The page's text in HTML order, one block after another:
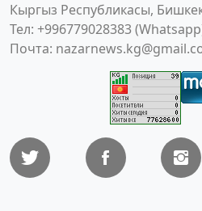
Кыргыз Республикасы,
Тел: +996779028383
Почта: